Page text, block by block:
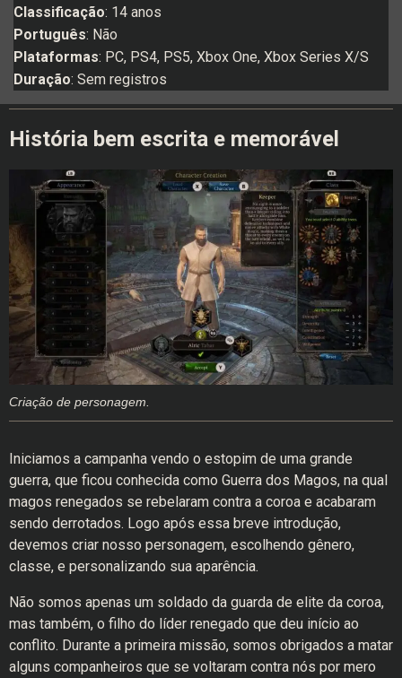
Classificação: 14 anos
Português: Não
Plataformas: PC, PS4, PS5, Xbox One, Xbox Series X/S
Duração: Sem registros
História bem escrita e memorável
Criação de personagem.
Iniciamos a campanha vendo o estopim de uma grande
guerra, que ficou conhecida como Guerra dos Magos, na qual
magos renegados se rebelaram contra a coroa e acabaram
sendo derrotados. Logo após essa breve introdução,
devemos criar nosso personagem, escolhendo gênero,
classe, e personalizando sua aparência.
Não somos apenas um soldado da guarda de elite da coroa,
mas também, o filho do líder renegado que deu início ao
conflito. Durante a primeira missão, somos obrigados a matar
alguns companheiros que se voltaram contra nós por mero